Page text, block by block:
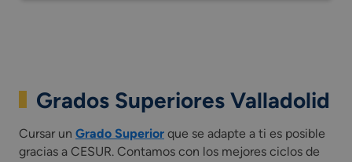
Grados Superiores Valladolid
Cursar un Grado Superior que se adapte a ti es posible
gracias a CESUR. Contamos con los mejores ciclos de